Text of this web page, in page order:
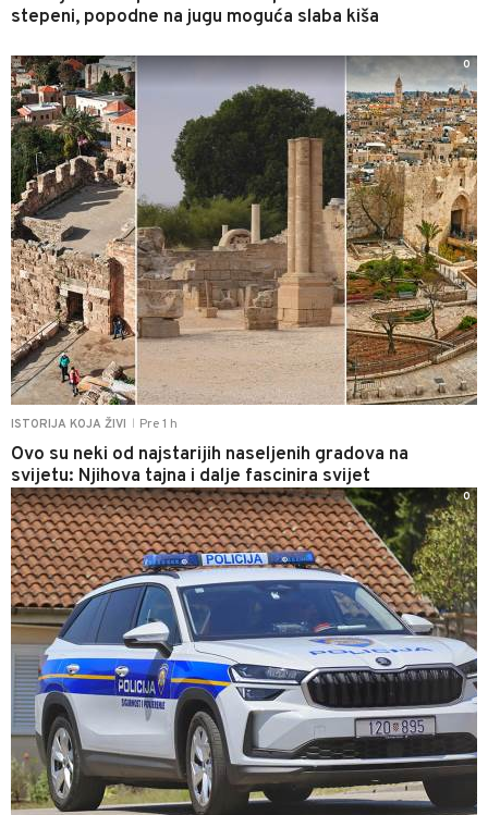
stepeni, popodne na jugu moguća slaba kiša
ISTORIJA KOJA ŽIVI Pre 1 h
Ovo su neki od najstarijih naseljenih gradova na
svijetu: Njihova tajna i dalje fascinira svijet
0
0